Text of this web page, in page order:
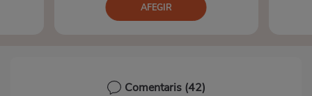
AFEGIR
Comentaris (42)